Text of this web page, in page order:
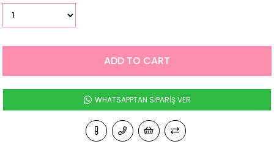
WHATSAPPTAN SİPARİŞ VER